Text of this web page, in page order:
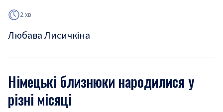
2 хв
Любава Лисичкіна
Німецькі близнюки народилися у
різні місяці